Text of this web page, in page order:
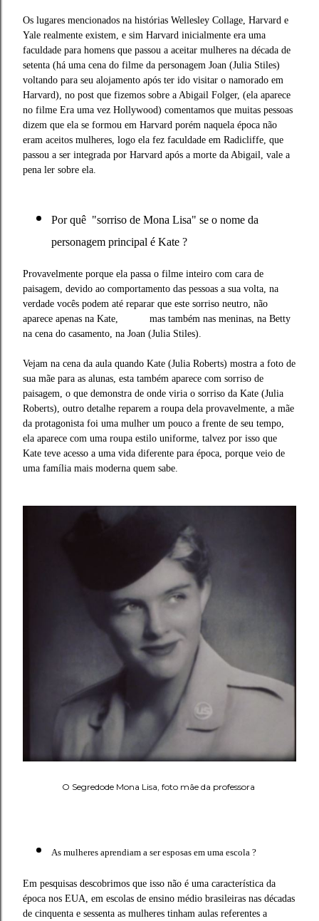
Os lugares mencionados na histórias Wellesley Collage, Harvard e
Yale realmente existem, e sim Harvard inicialmente era uma
faculdade para homens que passou a aceitar mulheres na década de
setenta (há uma cena do filme da personagem Joan (Julia Stiles)
voltando para seu alojamento após ter ido visitar o namorado em
Harvard), no post que fizemos sobre a Abigail Folger, (ela aparece
no filme Era uma vez Hollywood) comentamos que muitas pessoas
dizem que ela se formou em Harvard porém naquela época não
eram aceitos mulheres, logo ela fez faculdade em Radicliffe, que
passou a ser integrada por Harvard após a morte da Abigail, vale a
pena ler sobre ela.
Por quê "sorriso de Mona Lisa" se o nome da
personagem principal é Kate ?
Provavelmente porque ela passa o filme inteiro com cara de
paisagem, devido ao comportamento das pessoas a sua volta, na
verdade vocês podem até reparar que este sorriso neutro, não
aparece apenas na Kate, mas também nas meninas, na Betty
na cena do casamento, na Joan (Julia Stiles).
Vejam na cena da aula quando Kate (Julia Roberts) mostra a foto de
sua mãe para as alunas, esta também aparece com sorriso de
paisagem, o que demonstra de onde viria o sorriso da Kate (Julia
Roberts), outro detalhe reparem a roupa dela provavelmente, a mãe
da protagonista foi uma mulher um pouco a frente de seu tempo,
ela aparece com uma roupa estilo uniforme, talvez por isso que
Kate teve acesso a uma vida diferente para época, porque veio de
uma família mais moderna quem sabe.
O Segredode Mona Lisa, foto mãe da professora
As mulheres aprendiam a ser esposas em uma escola ?
Em pesquisas descobrimos que isso não é uma característica da
época nos EUA, em escolas de ensino médio brasileiras nas décadas
de cinquenta e sessenta as mulheres tinham aulas referentes a